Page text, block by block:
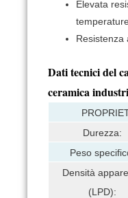
Elevata
Resistenza
Dati tecnici del
ceramica
Durezza:
Peso
Densità
(LPD):